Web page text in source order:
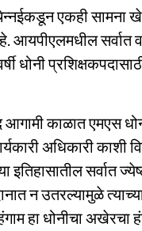
एकही सामना
आयपीएलमधील
धोनी
काळात एमएस
अधिकारी काशी
इतिहासातील सर्वात
न उतरल्यामुळे
हा धोनीचा